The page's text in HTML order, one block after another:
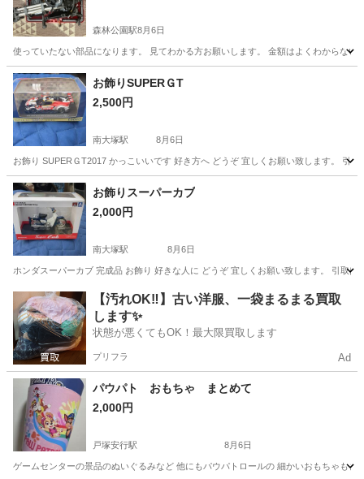
森林公園駅8月6日
使っていたない部品になります。 見てわかる方お願いします。 金額はよくわからな
埼玉 東松山市 森林公園駅
お飾りSUPERＧТ
2,500円
南大塚駅 8月6日
お飾り SUPERＧТ2017 かっこいいです 好き方へ どうぞ 宜しくお願い致します。 引
埼玉 川越市 南大塚駅 模型、プラモデル
お飾りスーパーカブ
2,000円
南大塚駅 8月6日
ホンダスーパーカブ 完成品 お飾り 好きな人に どうぞ 宜しくお願い致します。 引取
埼玉 川越市 南大塚駅 模型、プラモデル
【汚れOK‼️】古い洋服、一袋まるまる買取
します✨
状態が悪くてもOK！最大限買取します
プリフラ Ad
パウパト おもちゃ まとめて
2,000円
戸塚安行駅 8月6日
ゲームセンターの景品のぬいぐるみなど 他にもパウパトロールの 細かいおもちゃも